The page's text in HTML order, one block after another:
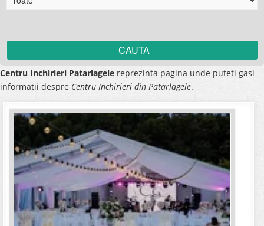
Centru Inchirieri Patarlagele reprezinta pagina unde puteti gasi
informatii despre Centru Inchirieri din Patarlagele.